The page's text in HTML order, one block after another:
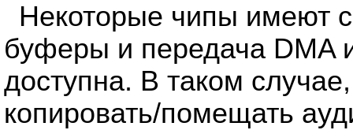
Некоторые чипы имеют
буферы и передача DMA
доступна. В таком
копировать/помещать